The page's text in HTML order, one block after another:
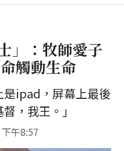
」：牧師愛子
觸動生命
是ipad，屏幕上最後
，我王。」
午8:57